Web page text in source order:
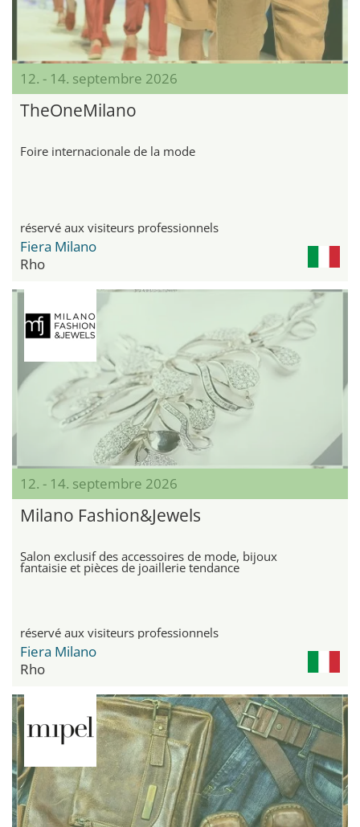
12. - 14. septembre 2026
TheOneMilano
Foire internacionale de la mode
réservé aux visiteurs professionnels
Fiera Milano
Rho
12. - 14. septembre 2026
Milano Fashion&Jewels
Salon exclusif des accessoires de mode, bijoux
fantaisie et pièces de joaillerie tendance
réservé aux visiteurs professionnels
Fiera Milano
Rho